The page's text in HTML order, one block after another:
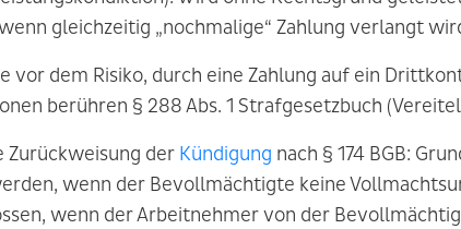
gleichzeitig „nochmalige“ Zahlung verlangt
vor dem Risiko, durch eine Zahlung auf ein
berühren § 288 Abs. 1 Strafgesetzbuch
Zurückweisung der Kündigung nach § 174 BGB:
wenn der Bevollmächtigte keine
wenn der Arbeitnehmer von der